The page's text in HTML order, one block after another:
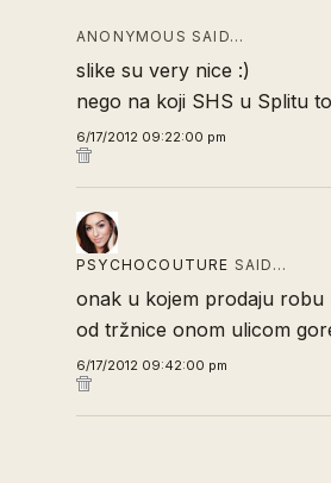
ANONYMOUS SAID…
slike su very nice :)
nego na koji SHS u Splitu
6/17/2012 09:22:00 pm
PSYCHOCOUTURE SAID…
onak u kojem prodaju robu
od tržnice onom ulicom
6/17/2012 09:42:00 pm